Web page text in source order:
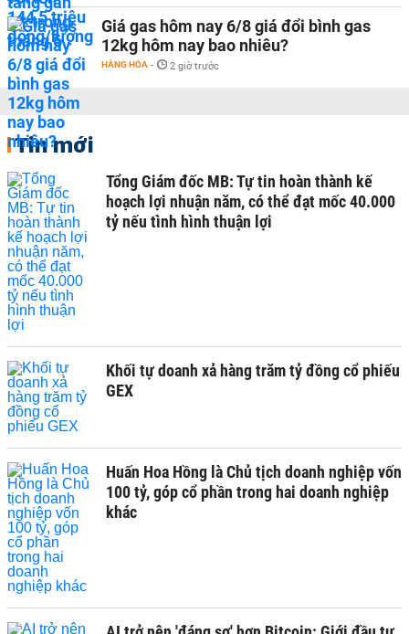
Giá gas hôm nay 6/8 giá đổi bình gas
12kg hôm nay bao nhiêu?
HÀNG HÓA - 2 giờ trước
Tin mới
Tổng Giám đốc MB: Tự tin hoàn thành kế
hoạch lợi nhuận năm, có thể đạt mốc 40.000
tỷ nếu tình hình thuận lợi
Khối tự doanh xả hàng trăm tỷ đồng cổ phiếu
GEX
Huấn Hoa Hồng là Chủ tịch doanh nghiệp vốn
100 tỷ, góp cổ phần trong hai doanh nghiệp
khác